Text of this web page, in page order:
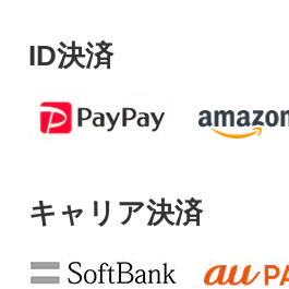
ID決済
キャリア決済